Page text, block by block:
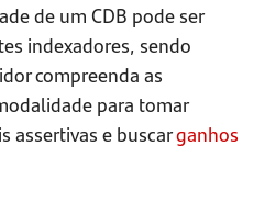
de um CDB pode ser
indexadores, sendo
compreenda as
para tomar
assertivas e buscarganhos